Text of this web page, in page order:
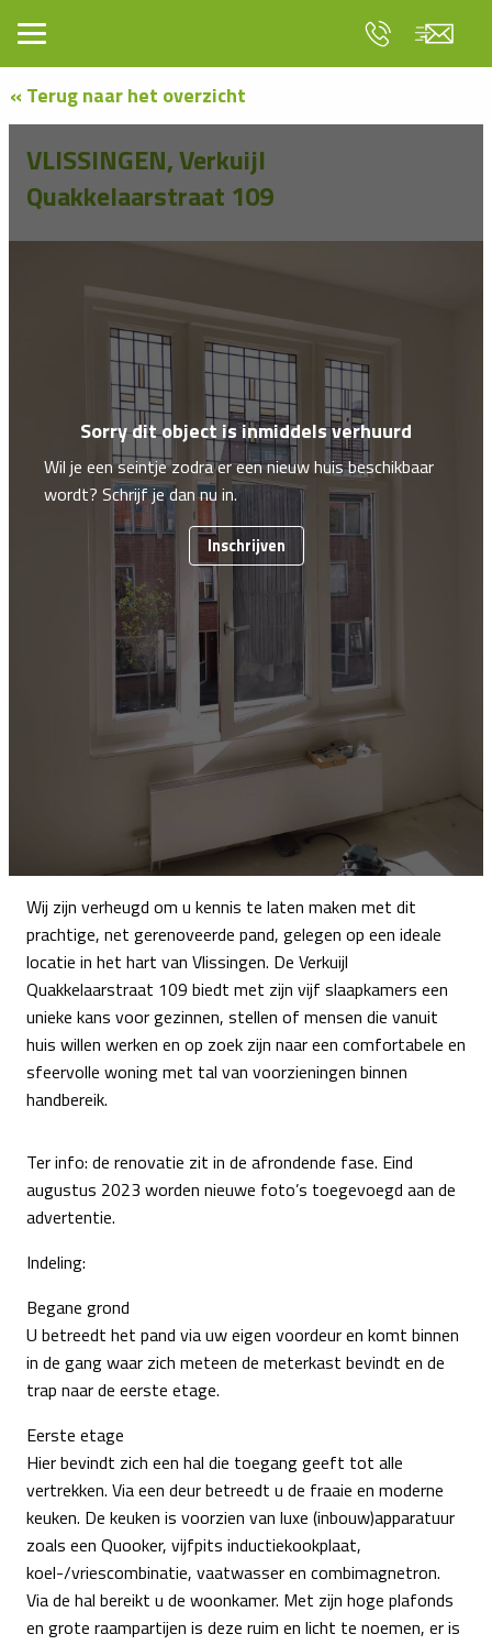
« Terug naar het overzicht
Sorry dit object is inmiddels verhuurd
Wil je een seintje zodra er een nieuw huis beschikbaar
wordt? Schrijf je dan nu in.
Inschrijven
VLISSINGEN, Verkuijl
Quakkelaarstraat 109
Wij zijn verheugd om u kennis te laten maken met dit
prachtige, net gerenoveerde pand, gelegen op een ideale
locatie in het hart van Vlissingen. De Verkuijl
Quakkelaarstraat 109 biedt met zijn vijf slaapkamers een
unieke kans voor gezinnen, stellen of mensen die vanuit
huis willen werken en op zoek zijn naar een comfortabele en
sfeervolle woning met tal van voorzieningen binnen
handbereik.
Ter info: de renovatie zit in de afrondende fase. Eind
augustus 2023 worden nieuwe foto’s toegevoegd aan de
advertentie.
Indeling:
Begane grond
U betreedt het pand via uw eigen voordeur en komt binnen
in de gang waar zich meteen de meterkast bevindt en de
trap naar de eerste etage.
Eerste etage
Hier bevindt zich een hal die toegang geeft tot alle
vertrekken. Via een deur betreedt u de fraaie en moderne
keuken. De keuken is voorzien van luxe (inbouw)apparatuur
zoals een Quooker, vijfpits inductiekookplaat,
koel-/vriescombinatie, vaatwasser en combimagnetron.
Via de hal bereikt u de woonkamer. Met zijn hoge plafonds
en grote raampartijen is deze ruim en licht te noemen, er is